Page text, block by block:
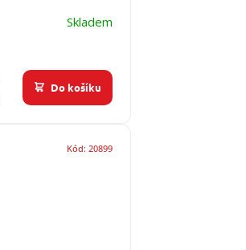
Skladem
Do košíku
Kód: 20899